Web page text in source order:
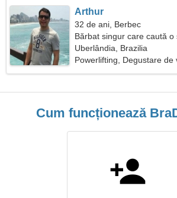
Arthur
32 de ani, Berbec
Bărbat singur care caută o
Uberlândia, Brazilia
Powerlifting, Degustare de
Cum funcționează